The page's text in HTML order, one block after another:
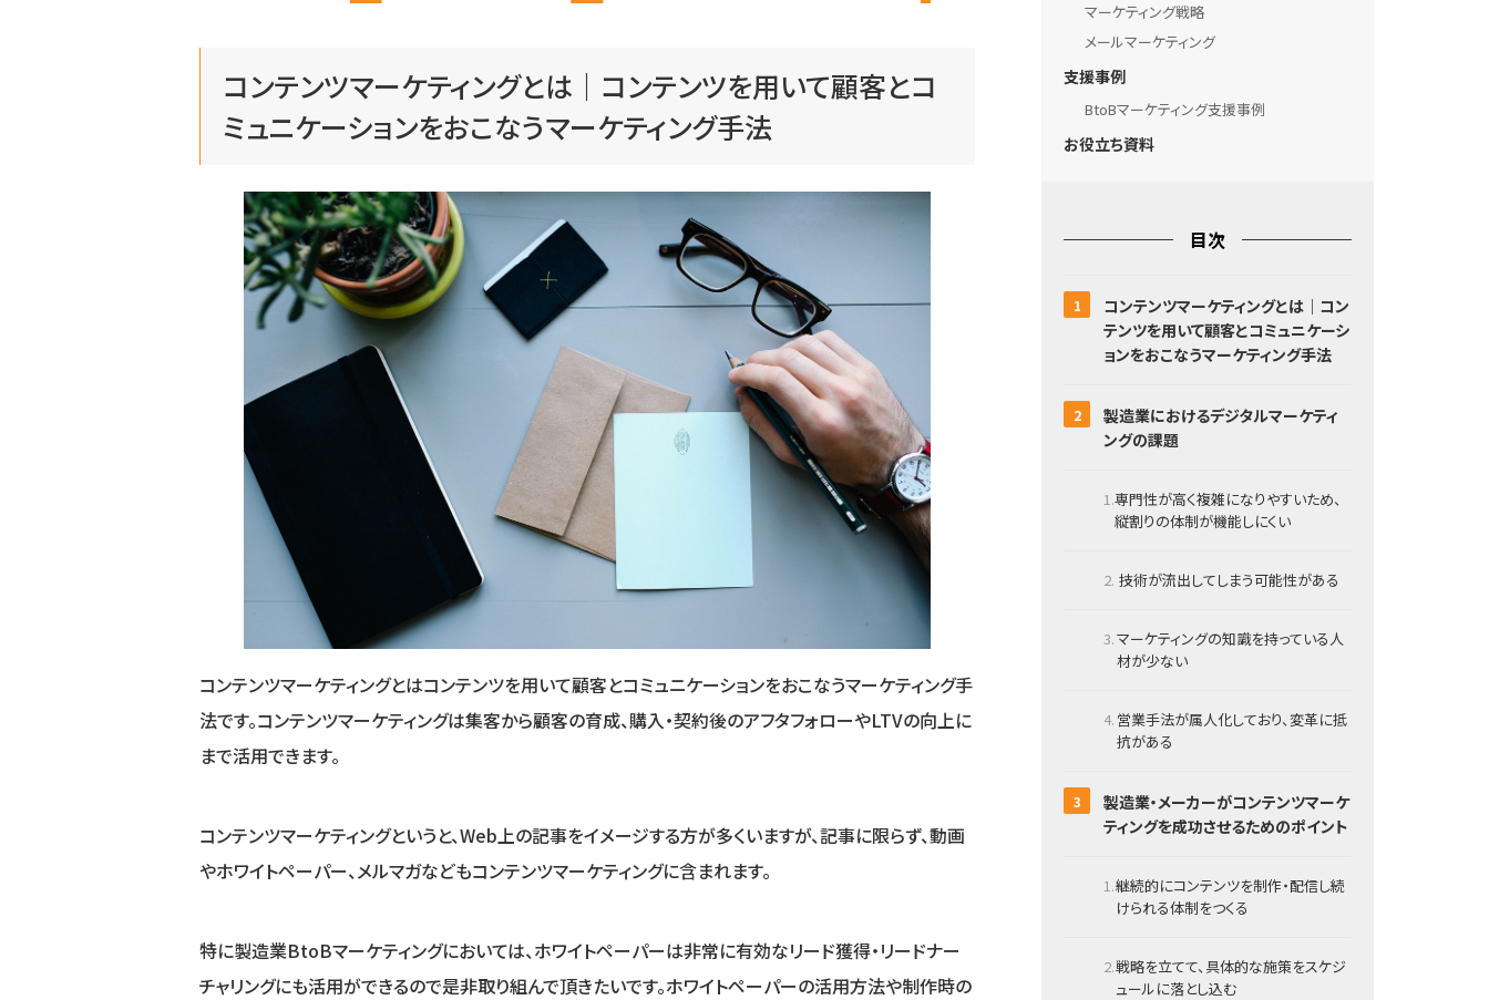
コンテンツマーケティングとは｜コンテンツを用いて顧客とコ
ミュニケーションをおこなうマーケティング手法
コンテンツマーケティングとはコンテンツを用いて顧客とコミュニケーションをおこなうマーケティング手
法です。コンテンツマーケティングは集客から顧客の育成、購入・契約後のアフタフォローやLTVの向上に
まで活用できます。
コンテンツマーケティングというと、Web上の記事をイメージする方が多くいますが、記事に限らず、動画
やホワイトペーパー、メルマガなどもコンテンツマーケティングに含まれます。
特に製造業BtoBマーケティングにおいては、ホワイトペーパーは非常に有効なリード獲得・リードナー
チャリングにも活用ができるので是非取り組んで頂きたいです。ホワイトペーパーの活用方法や制作時の
マーケティング戦略
メールマーケティング
支援事例
BtoBマーケティング支援事例
お役立ち資料
目次
コンテンツマーケティングとは｜コン
テンツを用いて顧客とコミュニケーシ
ョンをおこなうマーケティング手法
製造業におけるデジタルマーケティ
ングの課題
専門性が高く複雑になりやすいため、
縦割りの体制が機能しにくい
技術が流出してしまう可能性がある
マーケティングの知識を持っている人
材が少ない
営業手法が属人化しており、変革に抵
抗がある
製造業・メーカーがコンテンツマーケ
ティングを成功させるためのポイント
継続的にコンテンツを制作・配信し続
けられる体制をつくる
戦略を立てて、具体的な施策をスケジ
ュールに落とし込む